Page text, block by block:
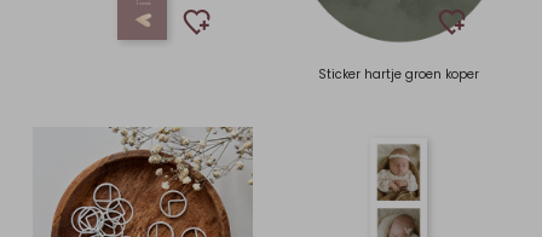
Sticker hartje groen koper